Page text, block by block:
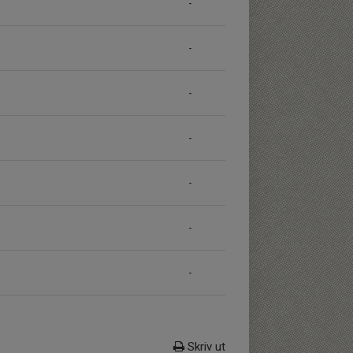
-
-
-
-
-
-
-
Skriv ut